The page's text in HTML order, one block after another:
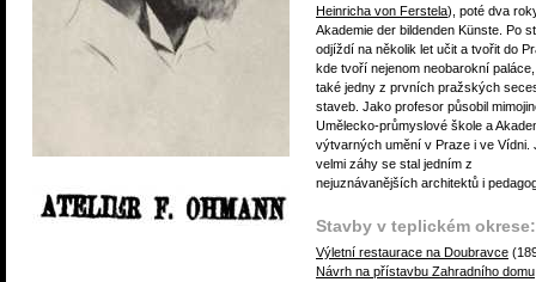
Heinricha von Ferstela), poté dva
Akademie der bildenden Künste. Po
odjíždí na několik let učit a tvořit do
kde tvoří nejenom neobarokní
také jedny z prvních pražských
staveb. Jako profesor působil
Umělecko-průmyslové škole a
výtvarných umění v Praze i ve Vídni.
velmi záhy se stal jedním z
nejuznávanějších architektů i
Stavby v teplickém okrese:
Výletní restaurace na Doubravce
Návrh na přístavbu Zahradního domu